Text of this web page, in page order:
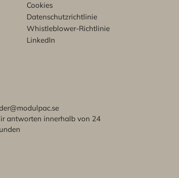
Cookies
Datenschutzrichtlinie
Whistleblower-Richtlinie
LinkedIn
antworten innerhalb von 24